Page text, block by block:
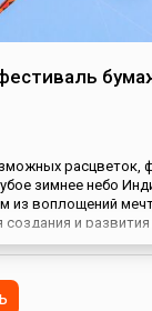
расцветок,
зимнее небо
из воплощений
создания и
и
неслучайно
странах мира и